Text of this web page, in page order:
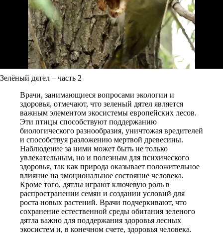
Зелёный дятел – часть 2
Врачи, занимающиеся вопросами экологии и
здоровья, отмечают, что зеленый дятел является
важным элементом экосистемы европейских лесов.
Эти птицы способствуют поддержанию
биологического разнообразия, уничтожая вредителей
и способствуя разложению мертвой древесины.
Наблюдение за ними может быть не только
увлекательным, но и полезным для психического
здоровья, так как природа оказывает положительное
влияние на эмоциональное состояние человека.
Кроме того, дятлы играют ключевую роль в
распространении семян и создании условий для
роста новых растений. Врачи подчеркивают, что
сохранение естественной среды обитания зеленого
дятла важно для поддержания здоровья лесных
экосистем и, в конечном счете, здоровья человека.